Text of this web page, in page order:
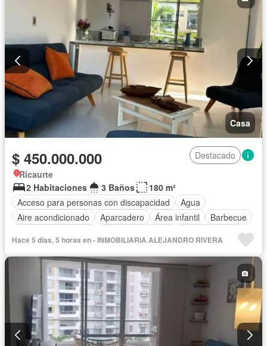
Casa
$ 450.000.000
Destacado
Ricaurte
2 Habitaciones
3 Baños
180 m²
Acceso para personas con discapacidad
Agua
Aire acondicionado
Aparcadero Área infantil
Barbecue
Depósito
Electricidad Estudio
Piscina
Seguridad privada
Tanque de agua Vista panorámica
Hace 5 días, 5 horas en - INMOBILIARIA ALEJANDRO RIVERA